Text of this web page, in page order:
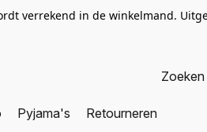
verrekend in de winkelmand.
Pyjama's Retourneren